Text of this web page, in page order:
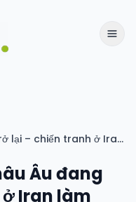
Máy bơm nhiệt ở châu Âu đang trở lại – chiến tranh ở Iran làm tăng sự quan tâm đến công nghệ xanh
Âu đang
Iran làm